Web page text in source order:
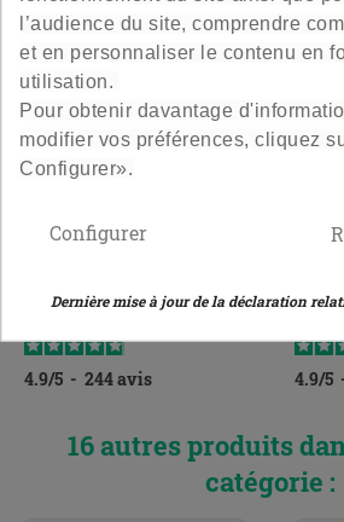
Couvercle Twist Off 100
Sterilisable - Argent
Couvercle Twist Off 100 Pour
Prix
2,40 €
4.9/5 - 244avis
Le
Prix
4.9/5
16 autres produits
catégorie :
l’audience du site, comprendre
et en personnaliser le contenu en
utilisation.
Pour obtenir davantage
modifier vos préférences, cliquez
Configurer».
Configurer
Dernière mise à jour de la déclaration